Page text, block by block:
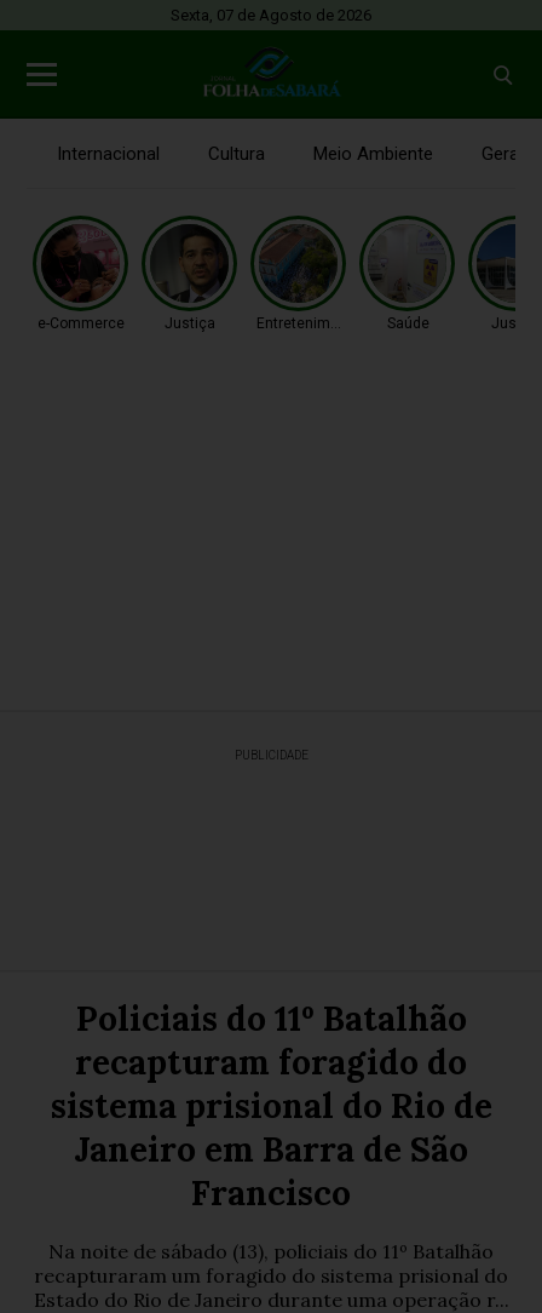
Sexta, 07 de Agosto de 2026
Internacional Cultura Meio Ambiente Gerais
e-Commerce Justiça Entretenimento Saúde Justiça
PUBLICIDADE
Policiais do 11º Batalhão
recapturam foragido do
sistema prisional do Rio de
Janeiro em Barra de São
Francisco
Na noite de sábado (13), policiais do 11º Batalhão
recapturaram um foragido do sistema prisional do
Estado do Rio de Janeiro durante uma operação r...